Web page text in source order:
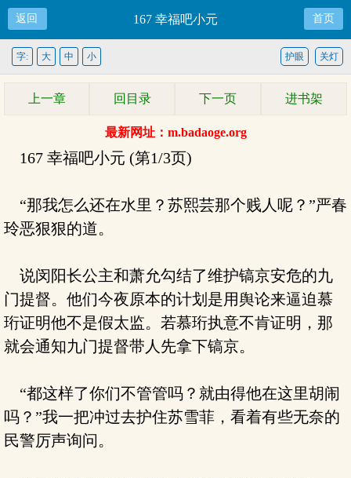
返回 167 幸福吧小元 首页
关灯
护眼
字: 大 中 小
上一章 回目录 下一页 进书架
最新网址：m.badaoge.org
167 幸福吧小元 (第1/3页)
“那我怎么还在水里？苏熙芸那个贱人呢？”严春
玲恶狠狠的道。
说闵阳长公主和萧允勾结了维护镐京安危的九
门提督。他们今夜原本的计划是用舆论来逼迫慕
珩证明他不是假太监。若慕珩执意不肯证明，那
就会通知九门提督带人先拿下镐京。
“都这样了你们不管管吗？就由得他在这里胡闹
吗？”我一把冲过去护住苏雪菲，看着有些无奈的
民警厉声询问。